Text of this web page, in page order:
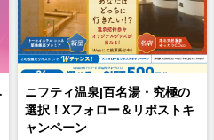
ニフティ温泉|百名湯・究極の
選択！Xフォロー＆リポストキ
ャンペーン